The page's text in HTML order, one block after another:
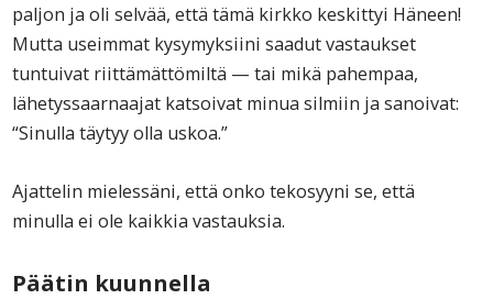
paljon ja oli selvää, että tämä kirkko keskittyi Häneen!
Mutta useimmat kysymyksiini saadut vastaukset
tuntuivat riittämättömiltä — tai mikä pahempaa,
lähetyssaarnaajat katsoivat minua silmiin ja sanoivat:
“Sinulla täytyy olla uskoa.”
Ajattelin mielessäni, että onko tekosyyni se, että
minulla ei ole kaikkia vastauksia.
Päätin kuunnella